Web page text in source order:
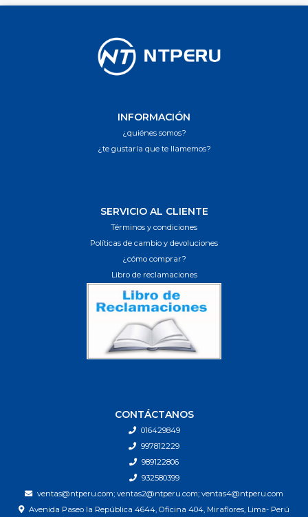
INFORMACIÓN
¿quiénes somos?
¿te gustaría que te llamemos?
SERVICIO AL CLIENTE
Términos y condiciones
Políticas de cambio y devoluciones
¿cómo comprar?
Libro de reclamaciones
CONTÁCTANOS
016429849
997812229
989122806
932580399
ventas@ntperu.com; ventas2@ntperu.com; ventas4@ntperu.com
Avenida Paseo la República 4644, Oficina 404, Miraflores, Lima- Perú